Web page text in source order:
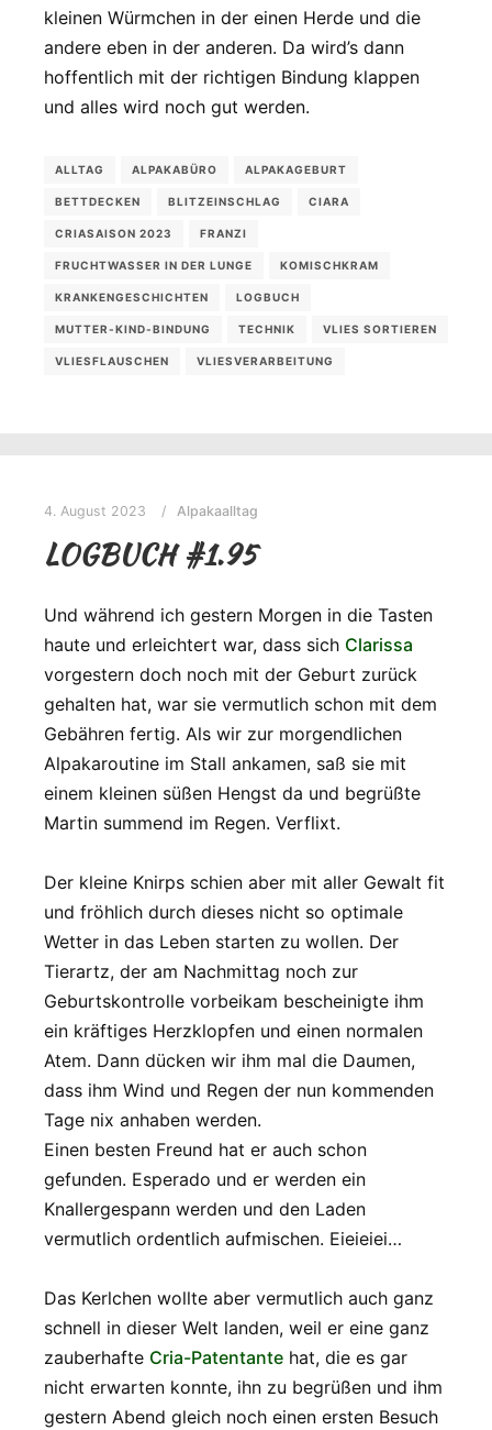
kleinen Würmchen in der einen Herde und die
andere eben in der anderen. Da wird’s dann
hoffentlich mit der richtigen Bindung klappen
und alles wird noch gut werden.
ALLTAG ALPAKABÜRO ALPAKAGEBURT
BETTDECKEN BLITZEINSCHLAG CIARA
CRIASAISON 2023 FRANZI
FRUCHTWASSER IN DER LUNGE KOMISCHKRAM
KRANKENGESCHICHTEN LOGBUCH
MUTTER-KIND-BINDUNG TECHNIK VLIES SORTIEREN
VLIESFLAUSCHEN VLIESVERARBEITUNG
4. August 2023 Alpakaalltag
LOGBUCH #1.95
Und während ich gestern Morgen in die Tasten
haute und erleichtert war, dass sich Clarissa
vorgestern doch noch mit der Geburt zurück
gehalten hat, war sie vermutlich schon mit dem
Gebähren fertig. Als wir zur morgendlichen
Alpakaroutine im Stall ankamen, saß sie mit
einem kleinen süßen Hengst da und begrüßte
Martin summend im Regen. Verflixt.
Der kleine Knirps schien aber mit aller Gewalt fit
und fröhlich durch dieses nicht so optimale
Wetter in das Leben starten zu wollen. Der
Tierartz, der am Nachmittag noch zur
Geburtskontrolle vorbeikam bescheinigte ihm
ein kräftiges Herzklopfen und einen normalen
Atem. Dann dücken wir ihm mal die Daumen,
dass ihm Wind und Regen der nun kommenden
Tage nix anhaben werden.
Einen besten Freund hat er auch schon
gefunden. Esperado und er werden ein
Knallergespann werden und den Laden
vermutlich ordentlich aufmischen. Eieieiei…
Das Kerlchen wollte aber vermutlich auch ganz
schnell in dieser Welt landen, weil er eine ganz
zauberhafte Cria-Patentante hat, die es gar
nicht erwarten konnte, ihn zu begrüßen und ihm
gestern Abend gleich noch einen ersten Besuch